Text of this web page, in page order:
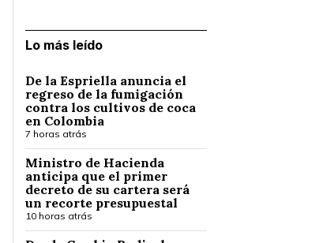
Lo más leído
De la Espriella anuncia el
regreso de la fumigación
contra los cultivos de coca
en Colombia
7 horas atrás
Ministro de Hacienda
anticipa que el primer
decreto de su cartera será
un recorte presupuestal
10 horas atrás